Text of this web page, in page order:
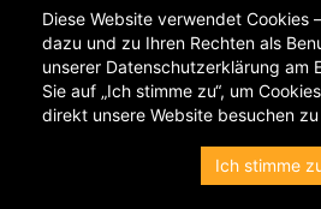
隐私政策
Diese Website verwendet Cookies
dazu und zu Ihren Rechten als
unserer Datenschutzerklärung am
Sie auf „Ich stimme zu“, um
direkt unsere Website besuchen
Ich stimme